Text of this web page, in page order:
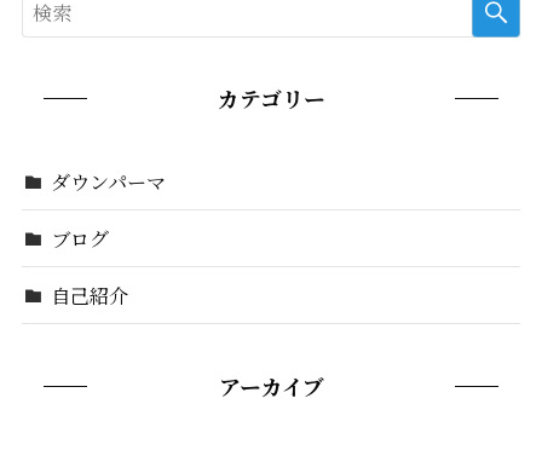
カテゴリー
ダウンパーマ
ブログ
自己紹介
アーカイブ